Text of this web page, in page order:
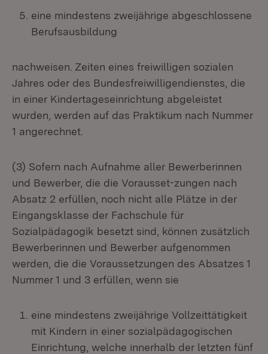
eine mindestens zweijährige abgeschlossene
Berufsausbildung
nachweisen. Zeiten eines freiwilligen sozialen
Jahres oder des Bundesfreiwilligendienstes, die
in einer Kindertageseinrichtung abgeleistet
wurden, werden auf das Praktikum nach Nummer
1 angerechnet.
(3) Sofern nach Aufnahme aller Bewerberinnen
und Bewerber, die die Vorausset-zungen nach
Absatz 2 erfüllen, noch nicht alle Plätze in der
Eingangsklasse der Fachschule für
Sozialpädagogik besetzt sind, können zusätzlich
Bewerberinnen und Bewerber aufgenommen
werden, die die Voraussetzungen des Absatzes 1
Nummer 1 und 3 erfüllen, wenn sie
eine mindestens zweijährige Vollzeittätigkeit
mit Kindern in einer sozialpädagogischen
Einrichtung, welche innerhalb der letzten fünf